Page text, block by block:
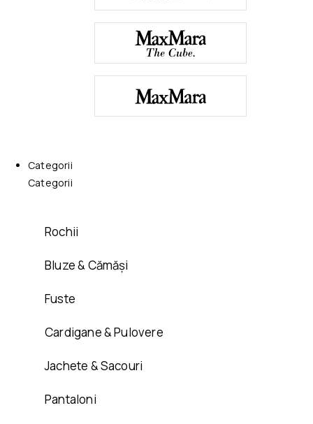
Categorii
Categorii
Rochii
Bluze & Cămăși
Fuste
Cardigane & Pulovere
Jachete & Sacouri
Pantaloni